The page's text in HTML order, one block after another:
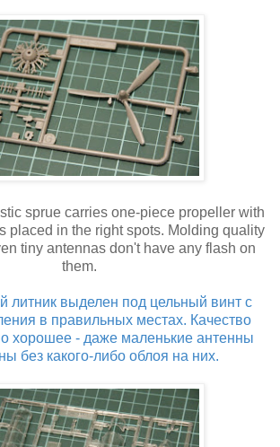
sprue carries one-piece propeller with
placed in the right spots. Molding quality
tiny antennas don't have any flash on
them.
литник выделен под цельный винт с
в правильных местах. Качество
хорошее - даже маленькие антенны
без какого-либо облоя на них.